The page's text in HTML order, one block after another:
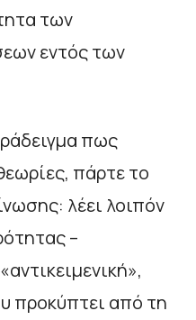
των
εντός των
πως
πάρτε το
λέει λοιπόν
–
προκύπτει από τη